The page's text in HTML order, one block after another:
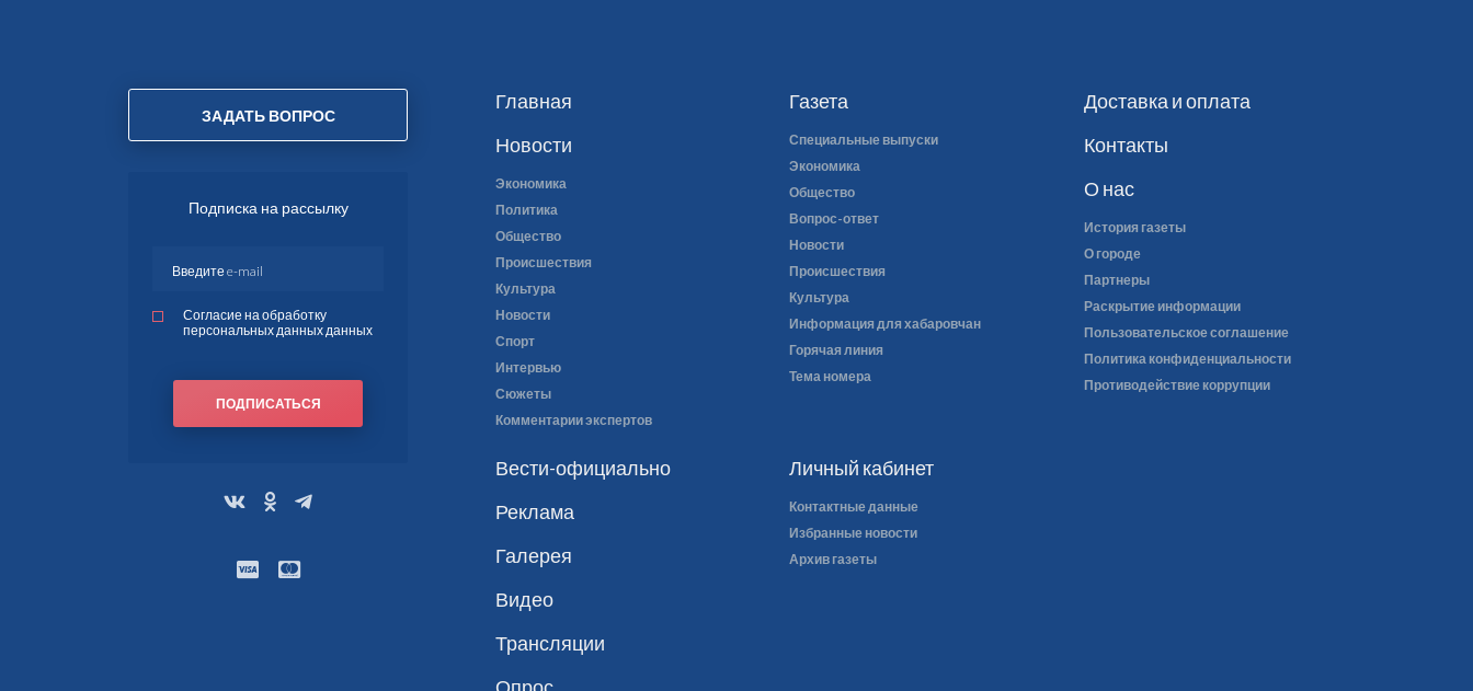
Личный кабинет
Контактные данные
Избранные новости
Архив газеты
Главная
Новости
Экономика
Политика
Общество
Происшествия
Культура
Новости
Спорт
Интервью
Сюжеты
Комментарии экспертов
Газета
Специальные выпуски
Экономика
Общество
Вопрос-ответ
Новости
Происшествия
Культура
Информация для хабаровчан
Горячая линия
Тема номера
Доставка и оплата
Контакты
О нас
История газеты
О городе
Партнеры
Раскрытие информации
Пользовательское соглашение
Политика конфиденциальности
Противодействие коррупции
Вести-официально
Реклама
Галерея
Видео
Трансляции
ЗАДАТЬ ВОПРОС
Подписка на рассылку
Согласие на обработку
персональных данных данных
ПОДПИСАТЬСЯ